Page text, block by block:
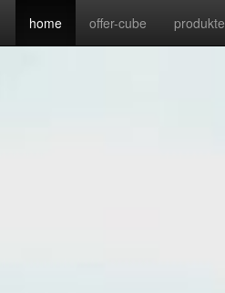
home offer-cube produkte